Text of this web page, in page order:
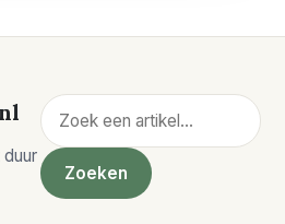
Zoeken
Zoeken